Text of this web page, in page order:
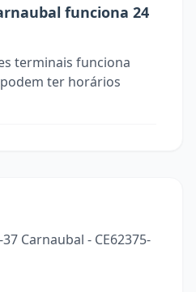
funciona 24
terminais funciona
ter horários
Carnaubal - CE62375-